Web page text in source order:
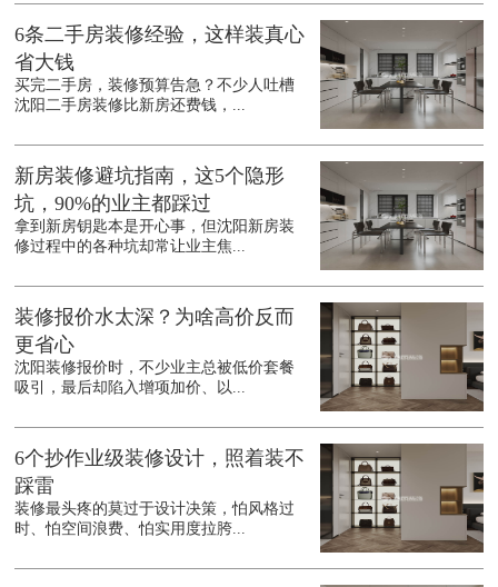
6条二手房装修经验，这样装真心
省大钱
买完二手房，装修预算告急？不少人吐槽
沈阳二手房装修比新房还费钱，...
新房装修避坑指南，这5个隐形
坑，90%的业主都踩过
拿到新房钥匙本是开心事，但沈阳新房装
修过程中的各种坑却常让业主焦...
装修报价水太深？为啥高价反而
更省心
沈阳装修报价时，不少业主总被低价套餐
吸引，最后却陷入增项加价、以...
6个抄作业级装修设计，照着装不
踩雷
装修最头疼的莫过于设计决策，怕风格过
时、怕空间浪费、怕实用度拉胯...